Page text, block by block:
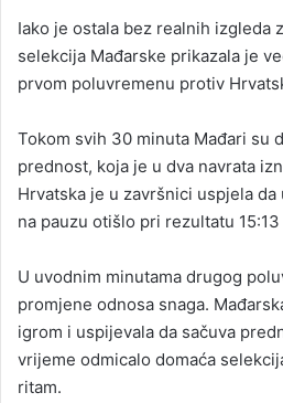
Iako je ostala bez realnih izgleda
selekcija Mađarske prikazala je
prvom poluvremenu protiv
Tokom svih 30 minuta Mađari su
prednost, koja je u dva navrata
Hrvatska je u završnici uspjela da
na pauzu otišlo pri rezultatu
U uvodnim minutama drugog
promjene odnosa snaga.
igrom i uspijevala da sačuva
vrijeme odmicalo domaća
ritam.